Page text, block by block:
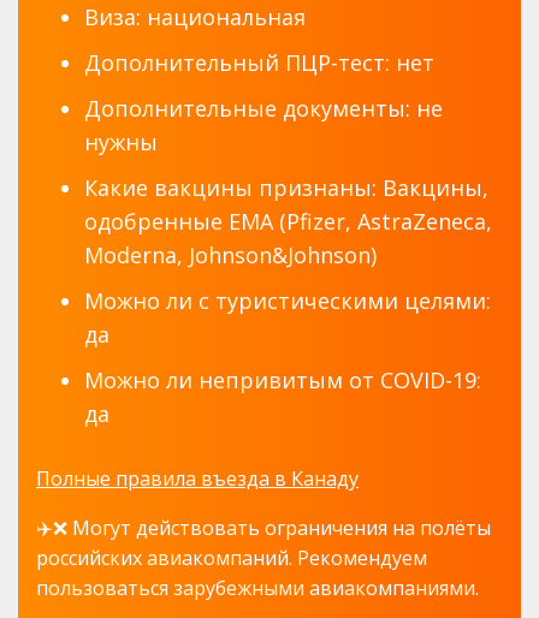
Виза: национальная
Дополнительный ПЦР-тест: нет
Дополнительные документы: не
нужны
Какие вакцины признаны: Вакцины,
одобренные EMA (Pfizer, AstraZeneca,
Moderna, Johnson&Johnson)
Можно ли с туристическими целями:
да
Можно ли непривитым от COVID-19:
да
Полные правила въезда в Канаду
✈️❌ Могут действовать ограничения на полёты
российских авиакомпаний. Рекомендуем
пользоваться зарубежными авиакомпаниями.